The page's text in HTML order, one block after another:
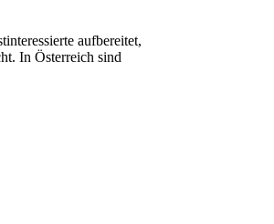
aufbereitet,
In Österreich sind